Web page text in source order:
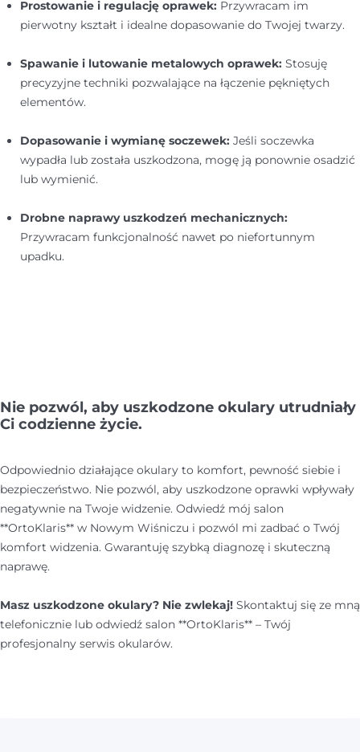
Prostowanie i regulację oprawek: Przywracam im
pierwotny kształt i idealne dopasowanie do Twojej twarzy.
Spawanie i lutowanie metalowych oprawek: Stosuję
precyzyjne techniki pozwalające na łączenie pękniętych
elementów.
Dopasowanie i wymianę soczewek: Jeśli soczewka
wypadła lub została uszkodzona, mogę ją ponownie osadzić
lub wymienić.
Drobne naprawy uszkodzeń mechanicznych:
Przywracam funkcjonalność nawet po niefortunnym
upadku.
Nie pozwól, aby uszkodzone okulary utrudniały
Ci codzienne życie.
Odpowiednio działające okulary to komfort, pewność siebie i
bezpieczeństwo. Nie pozwól, aby uszkodzone oprawki wpływały
negatywnie na Twoje widzenie. Odwiedź mój salon
**OrtoKlaris** w Nowym Wiśniczu i pozwól mi zadbać o Twój
komfort widzenia. Gwarantuję szybką diagnozę i skuteczną
naprawę.
Masz uszkodzone okulary? Nie zwlekaj! Skontaktuj się ze mną
telefonicznie lub odwiedź salon **OrtoKlaris** – Twój
profesjonalny serwis okularów.